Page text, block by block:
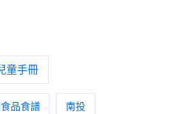
童手冊
品食譜 南投